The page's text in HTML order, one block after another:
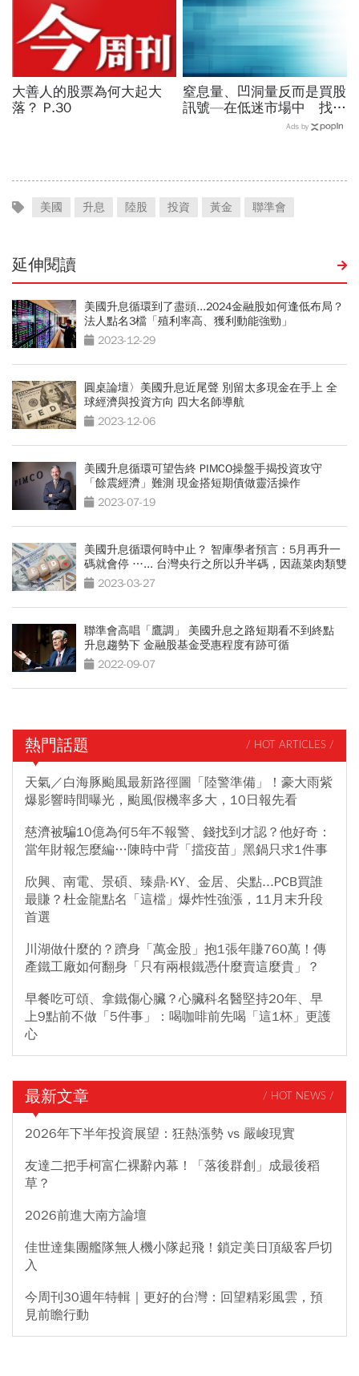
大善人的股票為何大起大
落？ P.30
窒息量、凹洞量反而是買股
訊號—在低迷市場中 找到
Ads by
美國 升息 陸股 投資 黃金 聯準會
延伸閱讀
美國升息循環到了盡頭...2024金融股如何逢低布局？
法人點名3檔「殖利率高、獲利動能強勁」
2023-12-29
圓桌論壇〉美國升息近尾聲 別留太多現金在手上 全
球經濟與投資方向 四大名師導航
2023-12-06
美國升息循環可望告終 PIMCO操盤手揭投資攻守
「餘震經濟」難測 現金搭短期債做靈活操作
2023-07-19
美國升息循環何時中止？ 智庫學者預言：5月再升一
碼就會停 …... 台灣央行之所以升半碼，因蔬菜肉類雙
漲 2023-03-27
聯準會高唱「鷹調」 美國升息之路短期看不到終點
升息趨勢下 金融股基金受惠程度有跡可循
2022-09-07
熱門話題 / HOT ARTICLES /
天氣／白海豚颱風最新路徑圖「陸警準備」！豪大雨紫
爆影響時間曝光，颱風假機率多大，10日報先看
慈濟被騙10億為何5年不報警、錢找到才認？他好奇：
當年財報怎麼編…陳時中背「擋疫苗」黑鍋只求1件事
欣興、南電、景碩、臻鼎-KY、金居、尖點...PCB買誰
最賺？杜金龍點名「這檔」爆炸性強漲，11月末升段
首選
川湖做什麼的？躋身「萬金股」抱1張年賺760萬！傳
產鐵工廠如何翻身「只有兩根鐵憑什麼賣這麼貴」？
早餐吃可頌、拿鐵傷心臟？心臟科名醫堅持20年、早
上9點前不做「5件事」：喝咖啡前先喝「這1杯」更護
心
最新文章 / HOT NEWS /
2026年下半年投資展望：狂熱漲勢 vs 嚴峻現實
友達二把手柯富仁裸辭內幕！「落後群創」成最後稻
草？
2026前進大南方論壇
佳世達集團艦隊無人機小隊起飛！鎖定美日頂級客戶切
入
今周刊30週年特輯｜更好的台灣：回望精彩風雲，預
見前瞻行動